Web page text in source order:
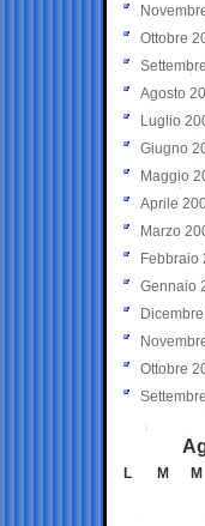
Ottobre
Agosto
Luglio
Giugno
Maggio
Aprile
Marzo
Febbraio
Gennaio
Ottobre
L M M